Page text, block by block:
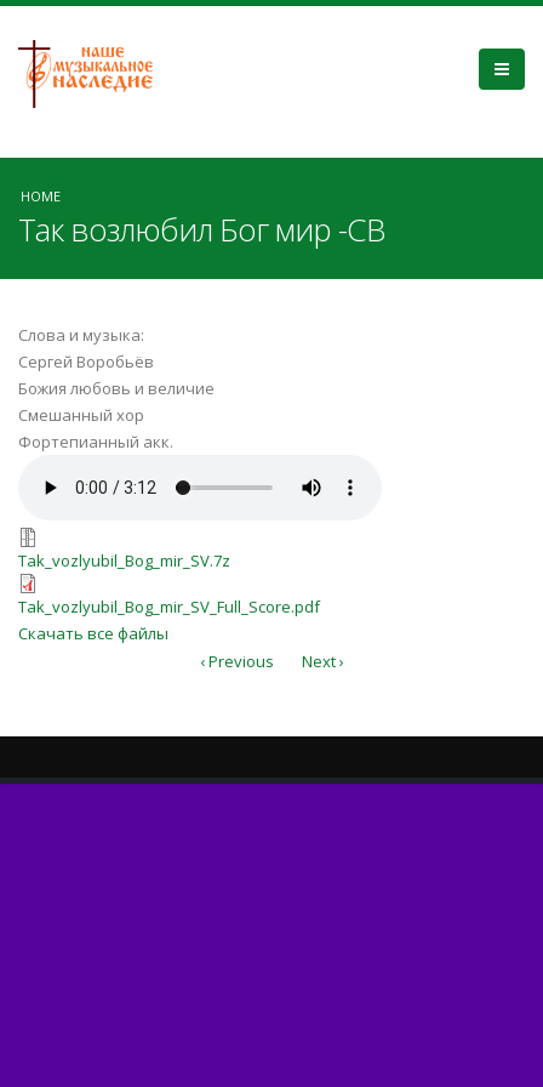
HOME
Так возлюбил Бог мир -СВ
Слова и музыка:
Сергей Воробьёв
Божия любовь и величие
Смешанный хор
Фортепианный акк.
Tak_vozlyubil_Bog_mir_SV.mp3
Tak_vozlyubil_Bog_mir_SV.7z
Tak_vozlyubil_Bog_mir_SV.7z
Tak_vozlyubil_Bog_mir_SV_Full_Score.pdf
Скачать все файлы
‹ Previous
Next ›